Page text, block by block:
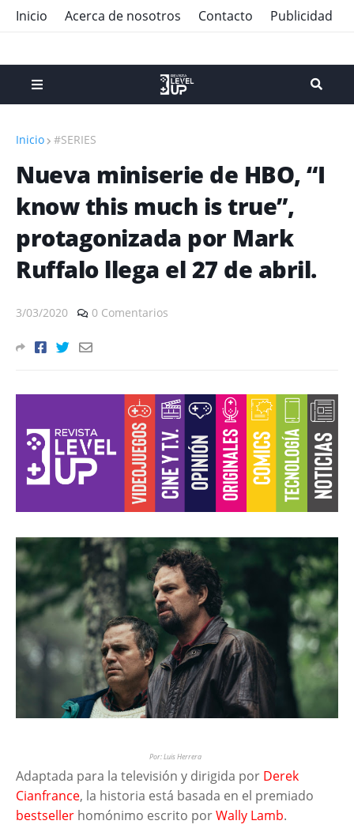
Inicio Acerca de nosotros Contacto Publicidad
Inicio #SERIES
Nueva miniserie de HBO, “I
know this much is true”,
protagonizada por Mark
Ruffalo llega el 27 de abril.
3/03/2020 0 Comentarios
Por: Luis Herrera
Adaptada para la televisión y dirigida por Derek
Cianfrance, la historia está basada en el premiado
bestseller homónimo escrito porWally Lamb.